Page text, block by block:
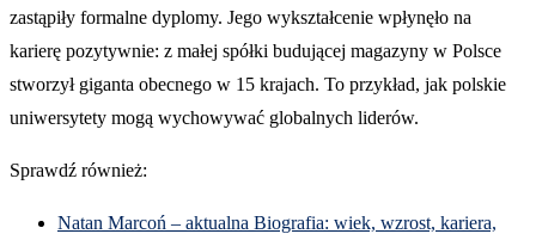
zastąpiły formalne dyplomy. Jego wykształcenie wpłynęło na
karierę pozytywnie: z małej spółki budującej magazyny w Polsce
stworzył giganta obecnego w 15 krajach. To przykład, jak polskie
uniwersytety mogą wychowywać globalnych liderów.
Sprawdź również:
Natan Marcoń – aktualna Biografia: wiek, wzrost, kariera,